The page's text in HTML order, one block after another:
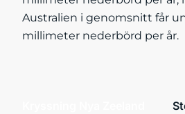
Australien i genomsnitt får
millimeter nederbörd per år.